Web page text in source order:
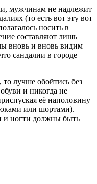
мужчинам не надлежит
(то есть вот эту вот
носить в
составляют лишь
вновь и вновь видим
сандалии в городе —
лучше обойтись без
и никогда не
её наполовину
или шортами).
и ногти должны быть